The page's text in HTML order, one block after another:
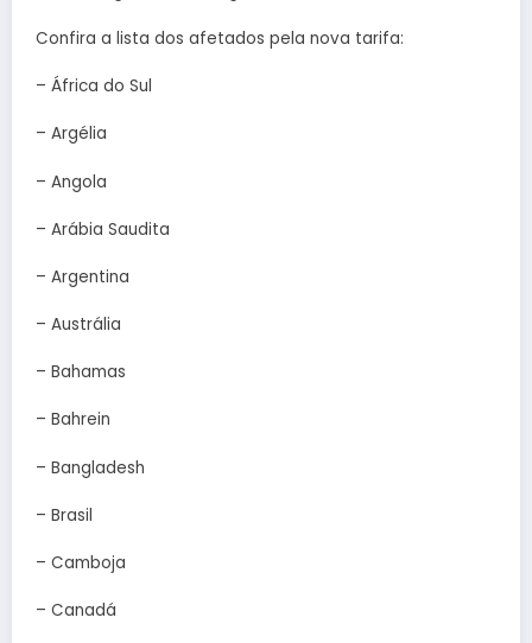
Confira a lista dos afetados pela nova tarifa:
– África do Sul
– Argélia
– Angola
– Arábia Saudita
– Argentina
– Austrália
– Bahamas
– Bahrein
– Bangladesh
– Brasil
– Camboja
– Canadá